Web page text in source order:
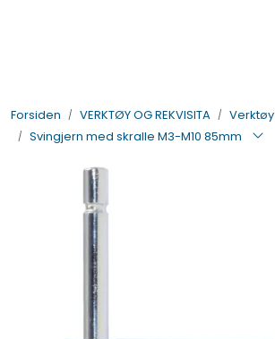
Forsiden VERKTØY OG REKVISITA
Verktøy
Svingjern med skralle M3-M10 85mm
ELEKTRISK
VERKTØY OG REKVISITA
PÅBYGG OG CHASSIS
KONTAKT OSS